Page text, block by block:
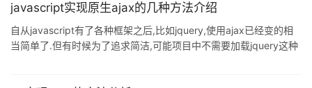
}); });
javascript实现原生ajax的几种方法介绍
自从javascript有了各种框架之后,比如jquery,使用ajax已经变的相
当简单了.但有时候为了追求简洁,可能项目中不需要加载jquery这种